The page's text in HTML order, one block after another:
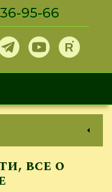
95-66
все о